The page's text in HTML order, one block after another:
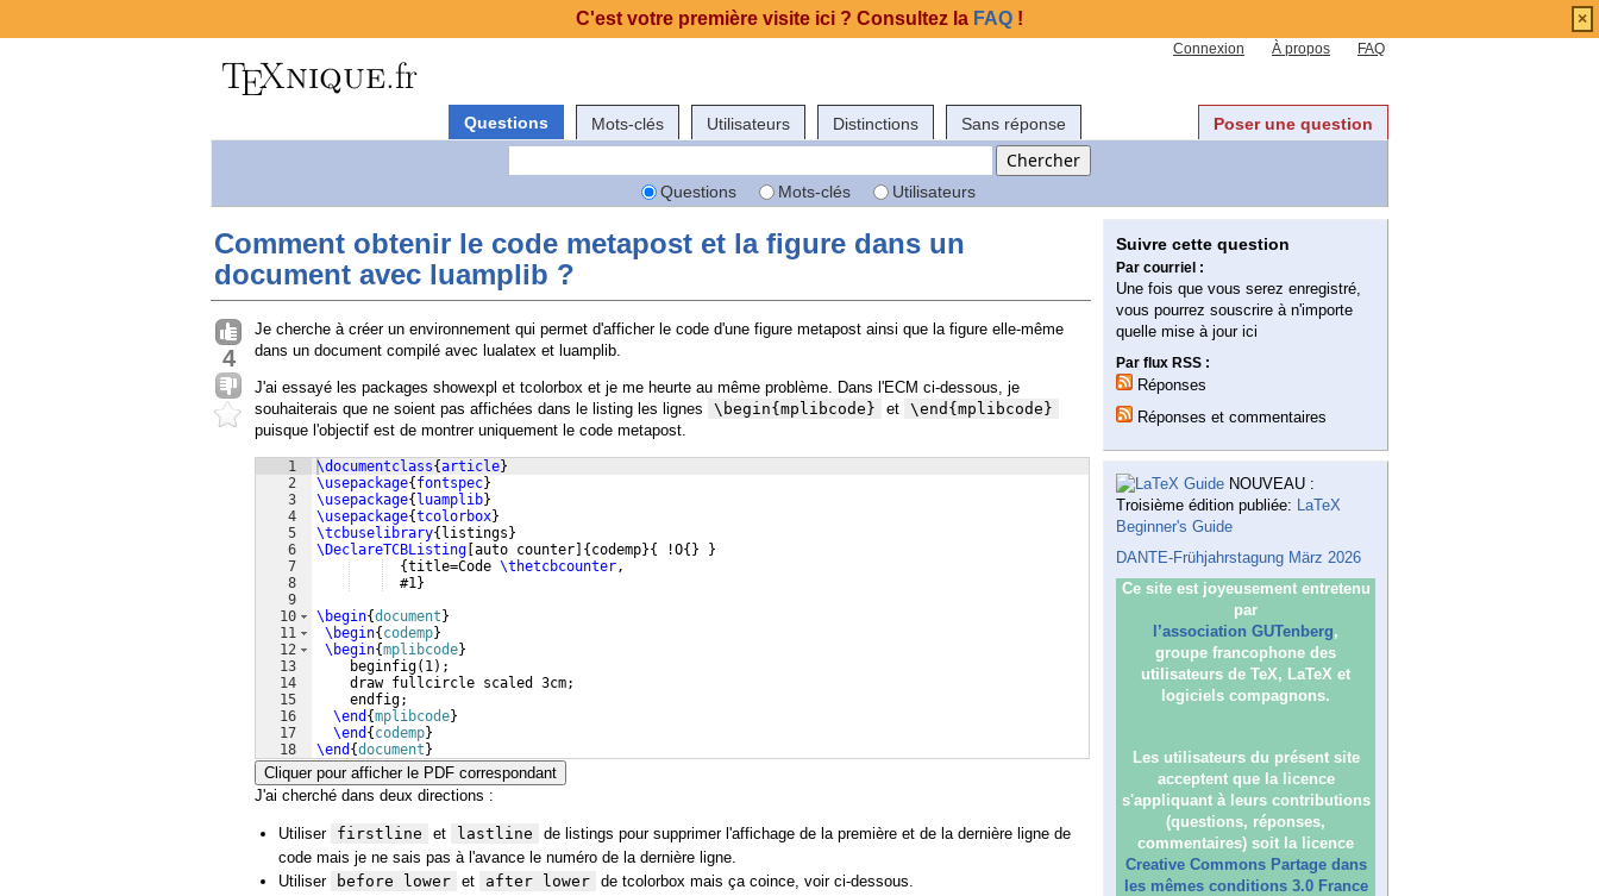
Connexion À propos FAQ
Questions Mots-clés Utilisateurs Distinctions Sans réponse Poser une question
Questions Mots-clés Utilisateurs
Comment obtenir le code metapost et la figure dans un
document avec luamplib ?
4
Je cherche à créer un environnement qui permet d'afficher le code d'une figure metapost ainsi que la figure elle-même
dans un document compilé avec lualatex et luamplib.
J'ai essayé les packages showexpl et tcolorbox et je me heurte au même problème. Dans l'ECM ci-dessous, je
souhaiterais que ne soient pas affichées dans le listing les lignes
\begin{mplibcode} et \end{mplibcode}
puisque l'objectif est de montrer uniquement le code metapost.
1
2
3
4
5
6
7
8
9
10
11
12
13
14
15
16
17
18
\documentclass{article}
\usepackage{ fontspec}
\usepackage{ luamplib}
\usepackage{tcolorbox}
\tcbuselibrary{ listings }
\DeclareTCBListing auto counter { codemp}{ !O{ }
}
{title=Code \thetcbcounter,
  #1
}
\begin{document }
\begin{ codemp}
\begin{mplibcode}
    beginfig
( 1) ;
    draw fullcircle scaled 3cm;
    endfig;
\end {mplibcode}
\end { codemp}
\end {document }
Cliquer pour afficher le PDF correspondant
J'ai cherché dans deux directions :
Utiliser firstline et lastline
de listings pour supprimer l'affichage de la première et de la dernière ligne de
code mais je ne sais pas à l'avance le numéro de la dernière ligne.
Utiliser
before lower et after lower de tcolorbox mais ça coince, voir ci-dessous.
Suivre cette question
Par courriel :
Une fois que vous serez enregistré,
vous pourrez souscrire à n'importe
quelle mise à jour ici
Par flux RSS :
Réponses
Réponses et commentaires
NOUVEAU :
Troisième édition publiée: LaTeX
Beginner's Guide
DANTE-Frühjahrstagung März 2026
Ce site est joyeusement entretenu
par
l’association GUTenberg,
groupe francophone des
utilisateurs de TeX, LaTeX et
logiciels compagnons.
Les utilisateurs du présent site
acceptent que la licence
s'appliquant à leurs contributions
(questions, réponses,
commentaires) soit la licence
Creative Commons Partage dans
les mêmes conditions 3.0 France
C'est votre première visite ici ? Consultez la FAQ ! ×